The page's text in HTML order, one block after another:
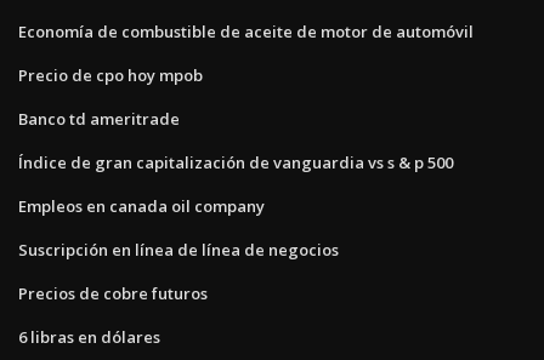
Economía de combustible de aceite de motor de automóvil
Precio de cpo hoy mpob
Banco td ameritrade
Índice de gran capitalización de vanguardia vs s & p 500
Empleos en canada oil company
Suscripción en línea de línea de negocios
Precios de cobre futuros
6 libras en dólares